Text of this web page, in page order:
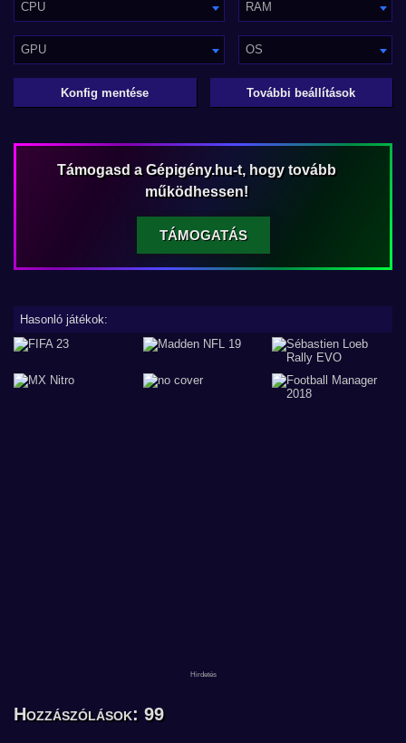
CPU RAM
GPU OS
Konfig mentése További beállítások
Támogasd a Gépigény.hu-t, hogy tovább
működhessen!
TÁMOGATÁS
Hasonló játékok:
Hozzászólások: 99